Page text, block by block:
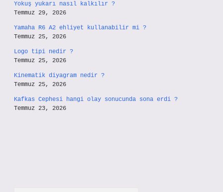
Yokuş yukarı nasıl kalkılır ?
Temmuz 29, 2026
Yamaha R6 A2 ehliyet kullanabilir mi ?
Temmuz 25, 2026
Logo tipi nedir ?
Temmuz 25, 2026
Kinematik diyagram nedir ?
Temmuz 25, 2026
Kafkas Cephesi hangi olay sonucunda sona erdi ?
Temmuz 23, 2026